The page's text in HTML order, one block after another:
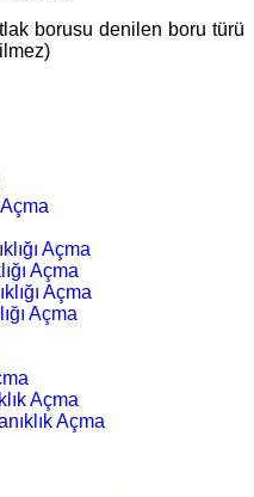
borusu denilen boru türü
Açma
Açma
Açma
Açma
Açma
Açma